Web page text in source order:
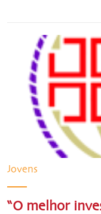
Jovens
“O melhor